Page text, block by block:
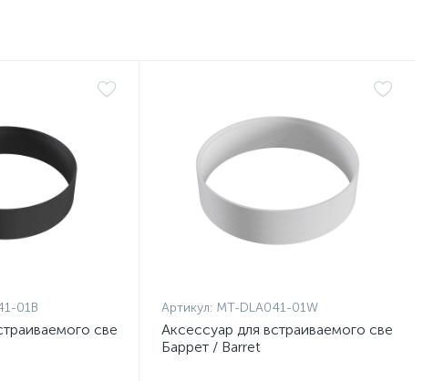
01B
светильника
Артикул: MT-DLA041-01W
Аксессуар для встраиваемого
Баррет / Barret